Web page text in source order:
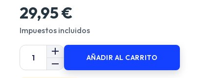
29,95 €
Impuestos incluidos
AÑADIR AL CARRITO